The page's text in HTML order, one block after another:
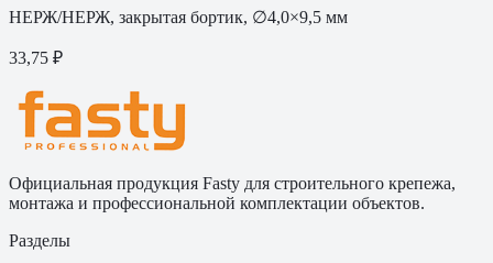
НЕРЖ/НЕРЖ, закрытая бортик, ∅4,0×9,5 мм
33,75 ₽
Официальная продукция Fasty для строительного крепежа,
монтажа и профессиональной комплектации объектов.
Разделы